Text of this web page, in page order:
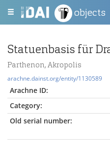
objects
Statuenbasis für
Parthenon, Akropolis
arachne.dainst.org/entity/1130589
Arachne ID:
Category:
Old serial number: